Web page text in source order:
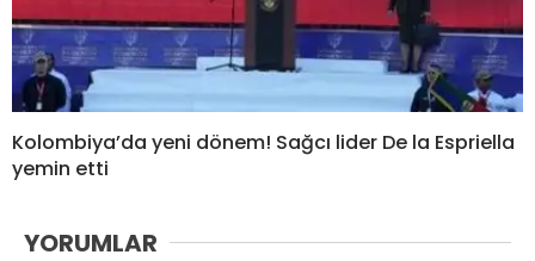
Kolombiya’da yeni dönem! Sağcı lider De la Espriella
yemin etti
YORUMLAR